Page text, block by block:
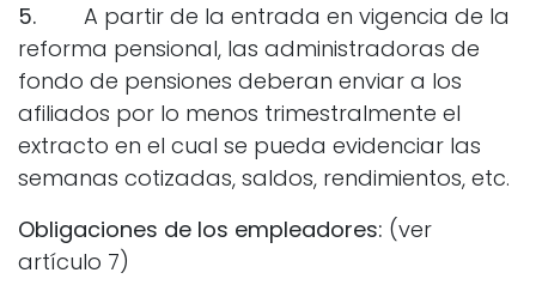
5. A partir de la entrada en vigencia de la
reforma pensional, las administradoras de
fondo de pensiones deberan enviar a los
afiliados por lo menos trimestralmente el
extracto en el cual se pueda evidenciar las
semanas cotizadas, saldos, rendimientos, etc.
Obligaciones de los empleadores: (ver
artículo 7)